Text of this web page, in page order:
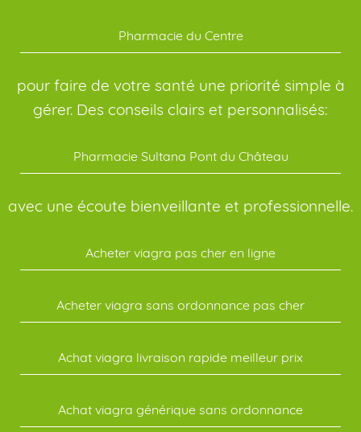
Pharmacie du Centre
pour faire de votre santé une priorité simple à
gérer. Des conseils clairs et personnalisés:
Pharmacie Sultana Pont du Château
avec une écoute bienveillante et professionnelle.
Acheter viagra pas cher en ligne
Acheter viagra sans ordonnance pas cher
Achat viagra livraison rapide meilleur prix
Achat viagra générique sans ordonnance